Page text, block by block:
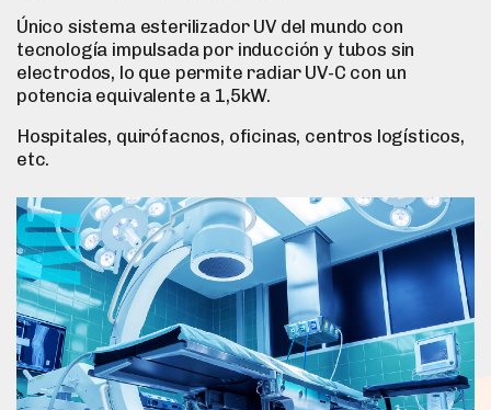
Único sistema esterilizador UV del mundo con
tecnología impulsada por inducción y tubos sin
electrodos, lo que permite radiar UV-C con un
potencia equivalente a 1,5kW.
Hospitales, quirófacnos, oficinas, centros logísticos,
etc.